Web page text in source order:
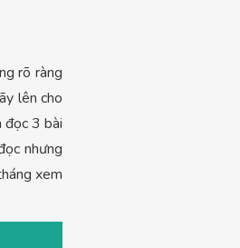
rõ ràng
lên cho
đọc 3 bài
nhưng
xem